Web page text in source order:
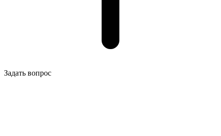
Задать вопрос